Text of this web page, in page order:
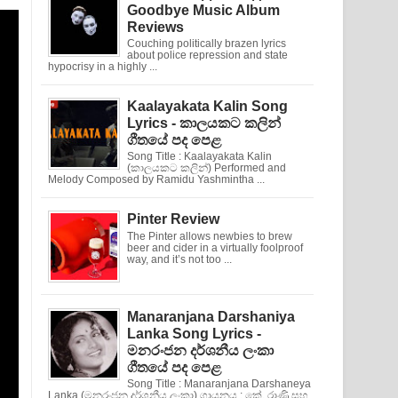
Goodbye Music Album
Reviews
Couching politically brazen lyrics
about police repression and state
hypocrisy in a highly ...
Kaalayakata Kalin Song
Lyrics - කාලයකට කලින්
ගීතයේ පද පෙළ
Song Title : Kaalayakata Kalin
(කාලයකට කලින්) Performed and
Melody Composed by Ramidu Yashmintha ...
Pinter Review
The Pinter allows newbies to brew
beer and cider in a virtually foolproof
way, and it’s not too ...
Manaranjana Darshaniya
Lanka Song Lyrics -
මනරංජන දර්ශනීය ලංකා
ගීතයේ පද පෙළ
Song Title : Manaranjana Darshaneya
Lanka (මනරංජන දර්ශනීය ලංකා) ගායනය : කේ. රාණි සහ